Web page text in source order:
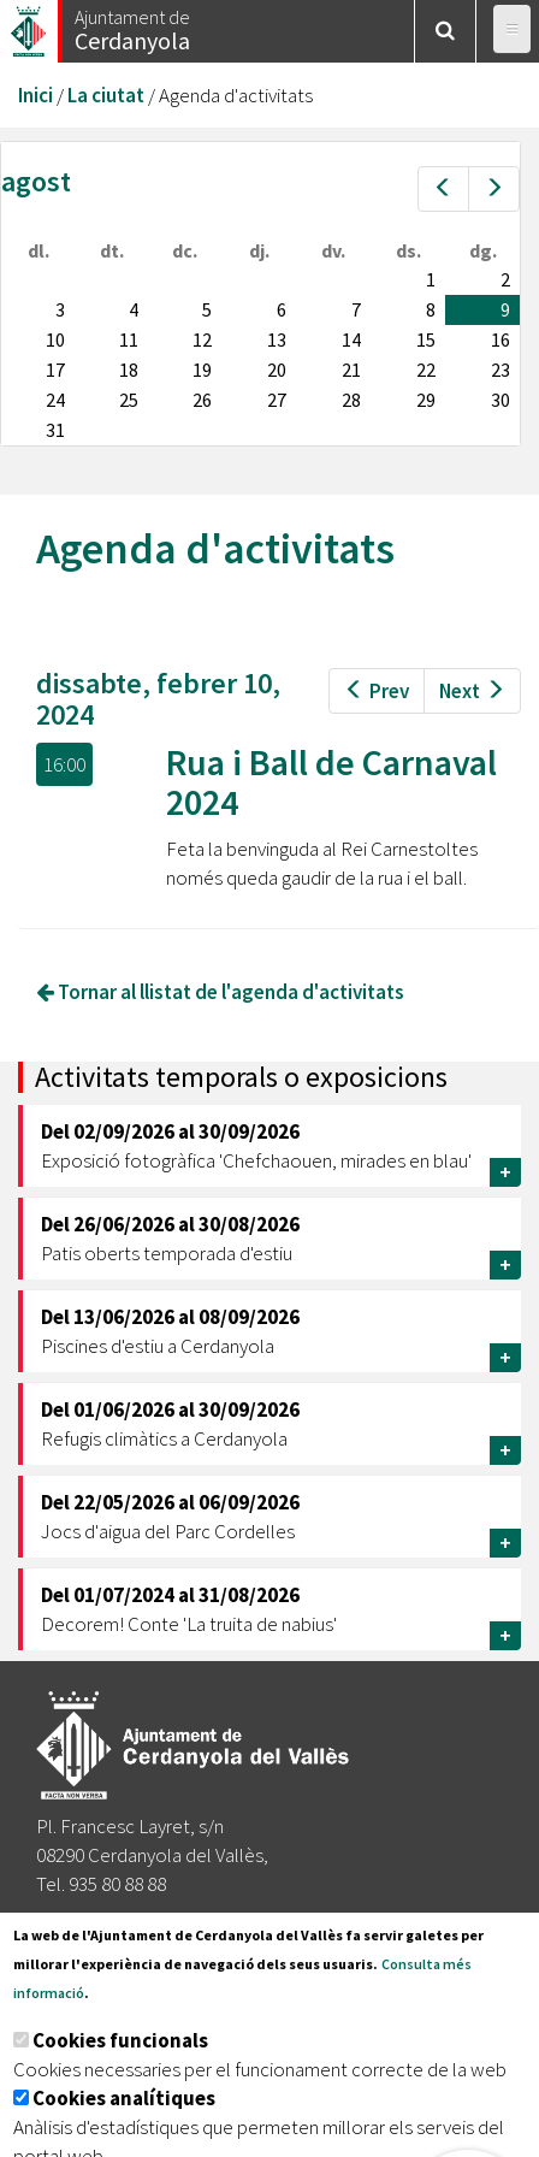
Vés
al
Ajuntament de
Cerdanyola
Esteu
aquí
Inici /La ciutat/Agenda d'activitats
Prev
agost
dl. dt. dc. dj. dv. ds.
dg.
1
2
3
4 5 6 7 8
9
10
11 12 13 14 15
16
17
18 19 20 21 22
23
24
25 26 27 28 29
30
31
Agenda d'activitats
Prev Next
dissabte, febrer 10,
2024
16:00
Rua i Ball de Carnaval
2024
Feta la benvinguda al Rei Carnestoltes
només queda gaudir de la rua i el ball.
Tornar al llistat de l'agenda d'activitats
Activitats temporals o exposicions
Del02/09/2026al30/09/2026
Exposició fotogràfica 'Chefchaouen, mirades en blau'
+
Del26/06/2026al30/08/2026
Patis oberts temporada d'estiu
+
Del13/06/2026al08/09/2026
Piscines d'estiu a Cerdanyola
+
Del01/06/2026al30/09/2026
Refugis climàtics a Cerdanyola
+
Del22/05/2026al06/09/2026
Jocs d'aigua del Parc Cordelles
+
Del01/07/2024al31/08/2026
Decorem! Conte 'La truita de nabius'
+
Pl. Francesc Layret, s/n
08290 Cerdanyola del Vallès,
Tel. 935 80 88 88
Segueix-nos a:
Subscriu-te al nostre butlletí
Inici | Avís legal | Protecció de dades
| Accessibilitat
La web de l'Ajuntament de Cerdanyola del Vallès fa servir galetes per
millorar l'experiència de navegació dels seus usuaris. Consulta més
informació.
Cookies funcionals
Cookies necessaries per el funcionament correcte de la web
Cookies analítiques
Anàlisis d'estadístiques que permeten millorar els serveis del